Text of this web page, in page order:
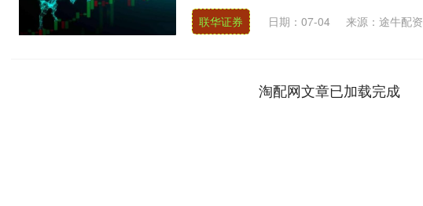
联华证券 日期：07-04 来源：途牛配资
淘配网文章已加载完成